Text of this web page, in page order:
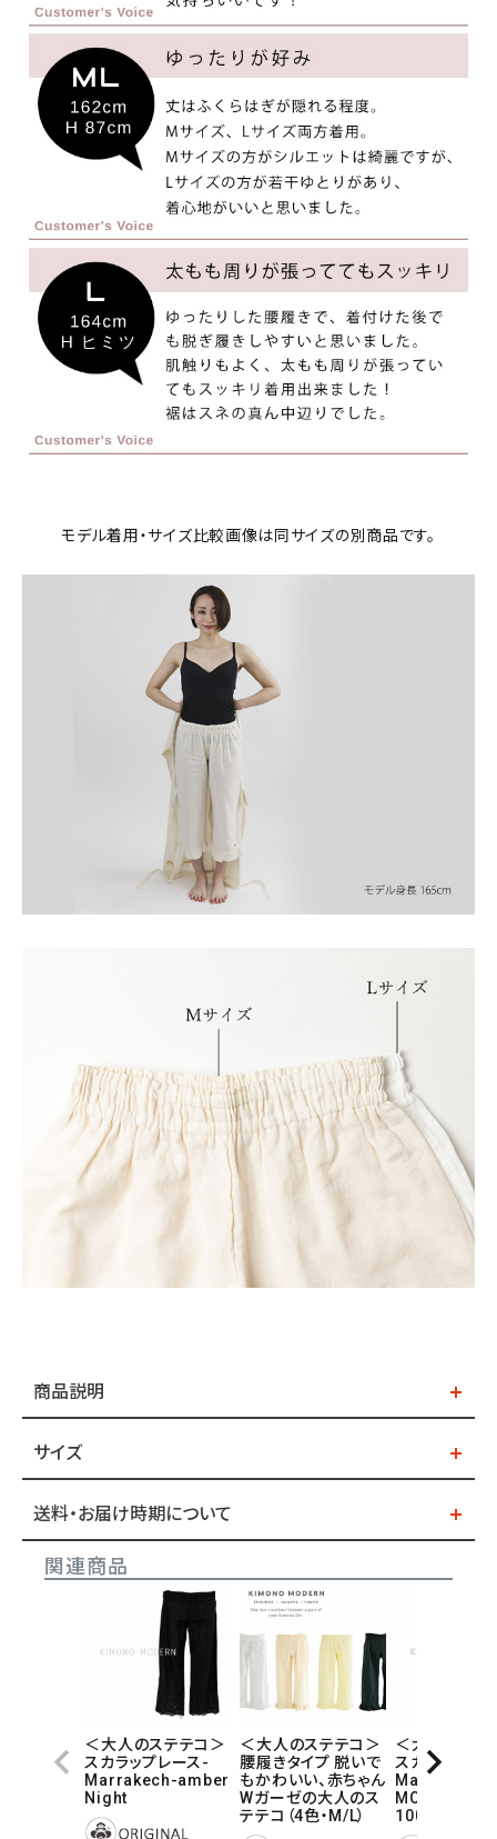
モデル着用・サイズ比較画像は同サイズの別商品です。
商品説明
サイズ
送料・お届け時期について
関連商品
＜大人のステテコ＞
スカラップレース-
Marrakech-amber
Night
＜大人のステテコ＞
腰履きタイプ 脱いで
もかわいい、赤ちゃん
Wガーゼの大人のス
テテコ（4色・M/L）
＜大人のステ
スカラップレ
Marrakech-
MOCHA
100%）